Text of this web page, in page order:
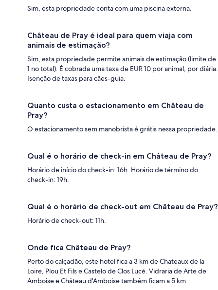
Sim, esta propriedade conta com uma piscina externa.
Château de Pray é ideal para quem viaja com
animais de estimação?
Sim, esta propriedade permite animais de estimação (limite de
1 no total). É cobrada uma taxa de EUR 10 por animal, por diária.
Isenção de taxas para cães-guia.
Quanto custa o estacionamento em Château de
Pray?
O estacionamento sem manobrista é grátis nessa propriedade.
Qual é o horário de check-in em Château de Pray?
Horário de início do check-in: 16h. Horário de término do
check-in: 19h.
Qual é o horário de check-out em Château de Pray?
Horário de check-out: 11h.
Onde fica Château de Pray?
Perto do calçadão, este hotel fica a 3 km de Chateaux de la
Loire, Plou Et Fils e Castelo de Clos Lucé. Vidraria de Arte de
Amboise e Château d'Amboise também ficam a 5 km.